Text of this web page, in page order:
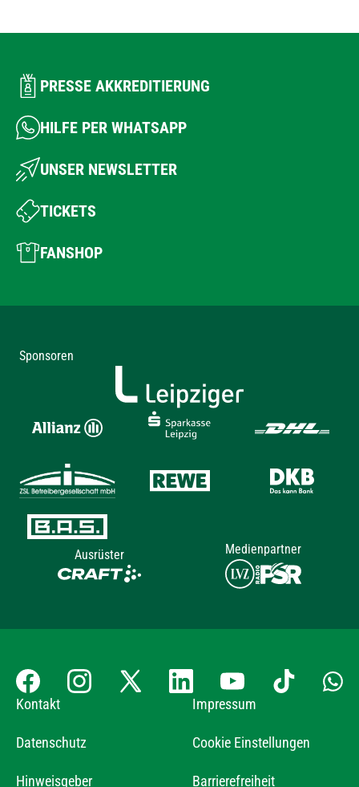
PRESSE AKKREDITIERUNG
HILFE PER WHATSAPP
UNSER NEWSLETTER
TICKETS
FANSHOP
Sponsoren
Ausrüster Medienpartner
Kontakt Impressum
Datenschutz Cookie Einstellungen
Hinweisgeber Barrierefreiheit